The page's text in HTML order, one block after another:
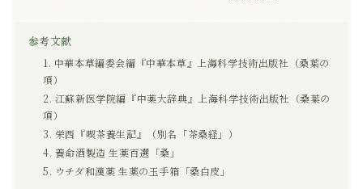
参考文献
中華本草編委会編『中華本草』上海科学技術出版社（桑葉の
項）
江蘇新医学院編『中薬大辞典』上海科学技術出版社（桑葉の
項）
栄西『喫茶養生記』（別名「茶桑経」）
養命酒製造 生薬百選「桑」
ウチダ和漢薬 生薬の玉手箱「桑白皮」